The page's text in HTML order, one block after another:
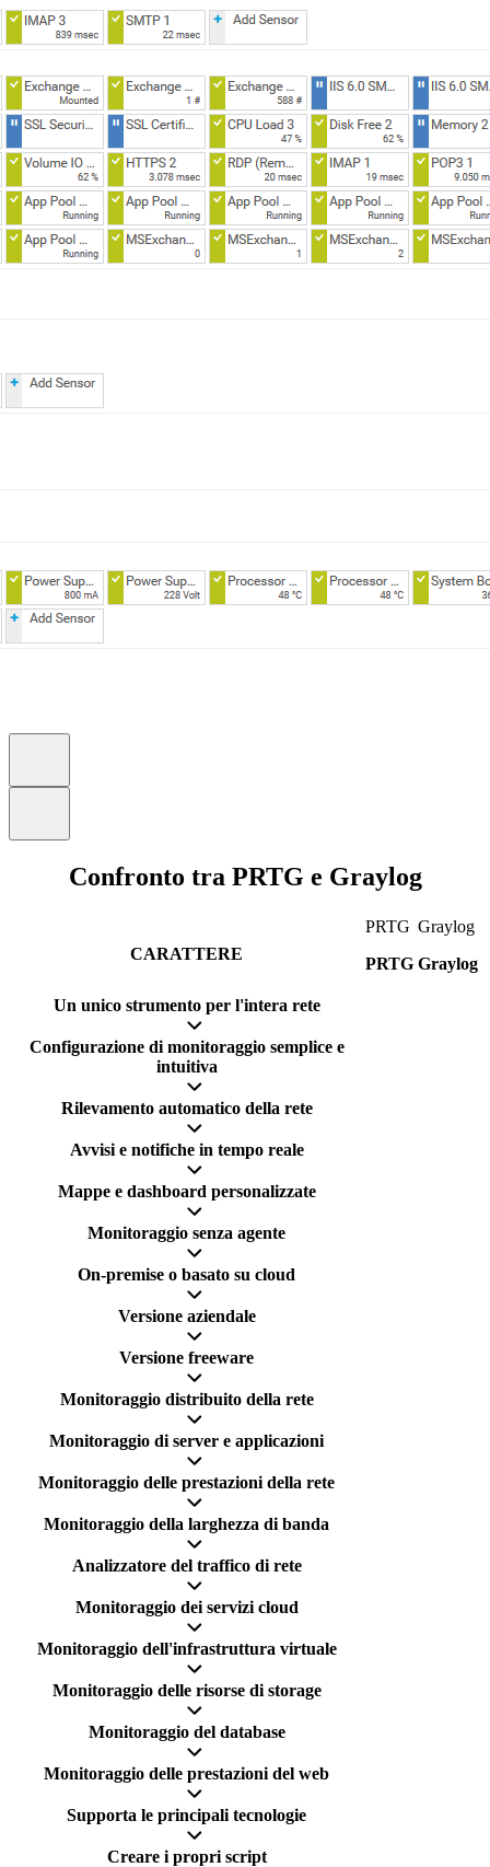
Confronto tra PRTG e Graylog
CARATTERE
PRTG
PRTG
Graylog
Graylog
Un unico strumento per l'intera rete
Configurazione di monitoraggio semplice e
intuitiva
Rilevamento automatico della rete
Avvisi e notifiche in tempo reale
Mappe e dashboard personalizzate
Monitoraggio senza agente
On-premise o basato su cloud
Versione aziendale
Versione freeware
Monitoraggio distribuito della rete
Monitoraggio di server e applicazioni
Monitoraggio delle prestazioni della rete
Monitoraggio della larghezza di banda
Analizzatore del traffico di rete
Monitoraggio dei servizi cloud
Monitoraggio dell'infrastruttura virtuale
Monitoraggio delle risorse di storage
Monitoraggio del database
Monitoraggio delle prestazioni del web
Supporta le principali tecnologie
Creare i propri script